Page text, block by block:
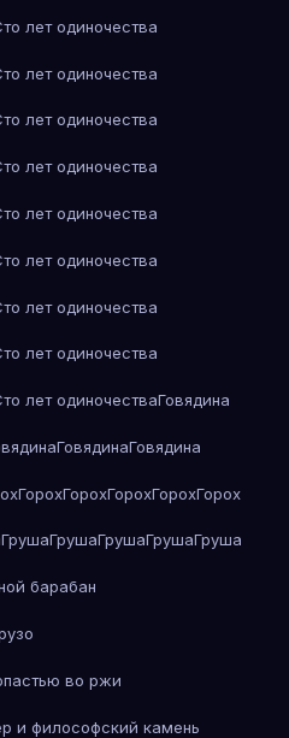
лет одиночества
лет одиночества
лет одиночества
лет одиночества
лет одиночества
лет одиночества
лет одиночества
лет одиночества
лет одиночестваГовядина
ГовядинаГовядина
ГорохГорохГорохГорохГорох
ГрушаГрушаГрушаГрушаГруша
барабан
во ржи
и философский камень